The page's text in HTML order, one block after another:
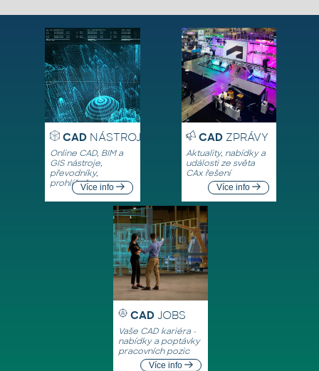
CADNÁSTROJE
Online CAD, BIM a
GIS nástroje,
převodníky,
prohlížečeVíce info
CADZPRÁVY
Aktuality, nabídky a
události ze světa
CAx řešení
Více info
CAD JOBS
Vaše CAD kariéra -
nabídky a poptávky
pracovních pozic
Více info